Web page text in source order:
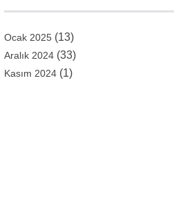
Ocak 2025 (13)
Aralık 2024 (33)
Kasım 2024 (1)